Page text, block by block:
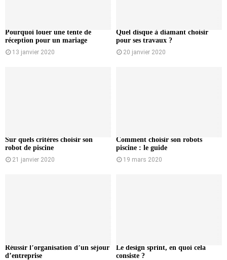
Pourquoi louer une tente de
réception pour un mariage
13 janvier 2020
Quel disque à diamant choisir
pour ses travaux ?
20 janvier 2020
Sur quels critères choisir son
robot de piscine
21 janvier 2020
Comment choisir son robots
piscine : le guide
19 mars 2020
Réussir l’organisation d’un séjour
d’entreprise
Le design sprint, en quoi cela
consiste ?